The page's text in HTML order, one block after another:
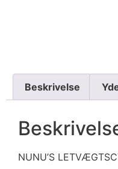
Beskrivelse
NUNU’S